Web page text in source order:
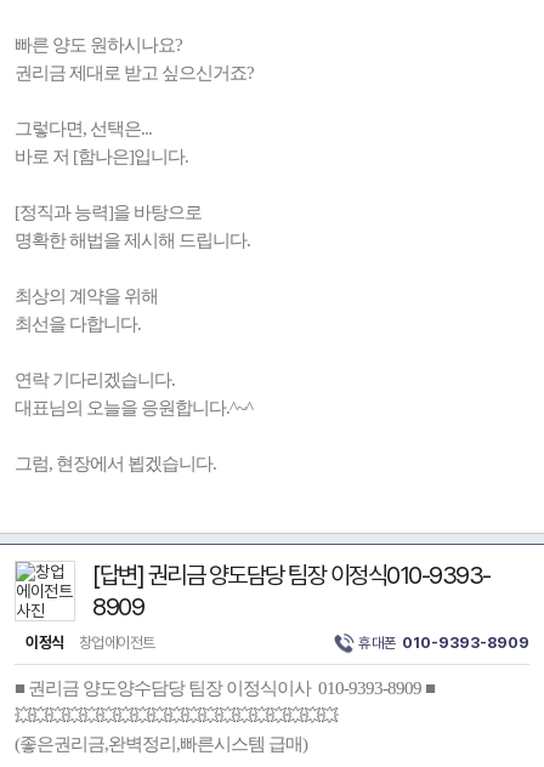
빠른 양도 원하시나요?
권리금 제대로 받고 싶으신거죠?
그렇다면, 선택은...
바로 저 [함나은]입니다.
[정직과 능력]을 바탕으로
명확한 해법을 제시해 드립니다.
최상의 계약을 위해
최선을 다합니다.
연락 기다리겠습니다.
대표님의 오늘을 응원합니다.^~^
그럼, 현장에서 뵙겠습니다.
[답변] 권리금 양도담당 팀장 이정식010-9393-
8909
이정식 창업에이전트 휴대폰 010-9393-8909
■ 권리금 양도양수담당 팀장 이정식이사 010-9393-8909 ■
💥💥💥💥💥💥💥💥💥💥💥💥💥💥💥💥💥💥💥
(좋은권리금,완벽정리,빠른시스템 급매)